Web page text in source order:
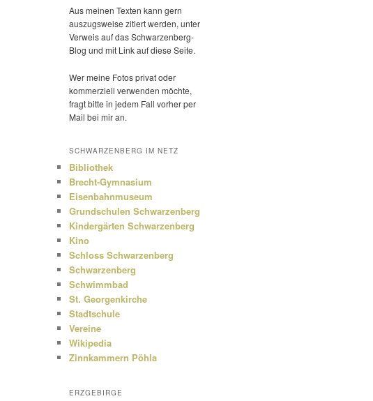
Aus meinen Texten kann gern
auszugs­weise zitiert werden, unter
Verweis auf das Schwarzenberg-
Blog und mit Link auf diese Seite.
Wer meine Fotos privat oder
kommer­ziell verwenden möchte,
fragt bitte in jedem Fall vorher per
Mail bei mir an.
SCHWARZENBERG IM NETZ
Bibliothek
Brecht-Gymnasium
Eisenbahnmuseum
Grundschulen Schwarzenberg
Kindergärten Schwarzenberg
Kino
Schloss Schwarzenberg
Schwarzenberg
Schwimmbad
St. Georgenkirche
Stadtschule
Vereine
Wikipedia
Zinnkammern Pöhla
ERZGEBIRGE